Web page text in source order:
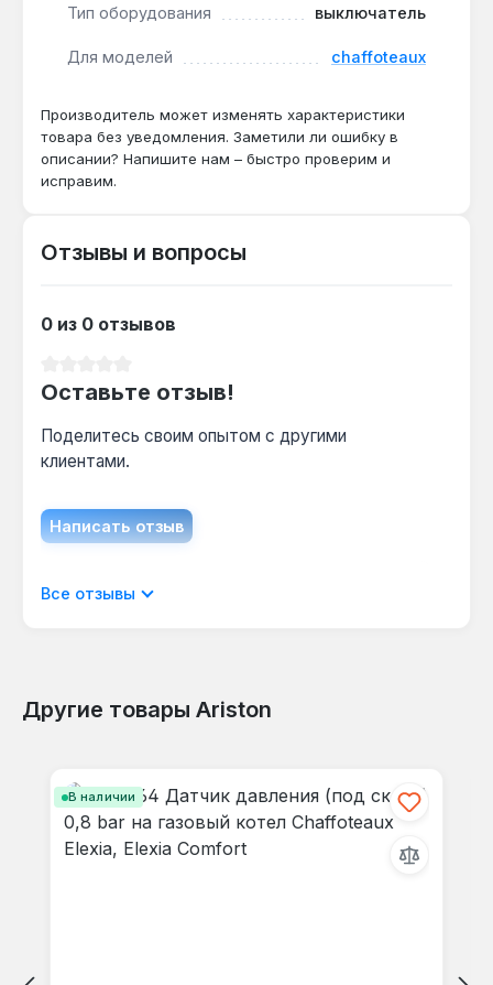
отдельных элементов.
ремонте газовых котлов Chaffoteaux Celtic.
Гарантия 1 год, доставка по Украине.
Тип оборудования выключатель
Для моделей chaffoteaux
Производитель может изменять характеристики
товара без уведомления. Заметили ли ошибку в
описании? Напишите нам – быстро проверим и
исправим.
Отзывы и вопросы
0 из 0 отзывов
Оставьте отзыв!
Поделитесь своим опытом с другими
клиентами.
Написать отзыв
Отображать отзывы только на текущем
Все отзывы
Другие товары Ariston
В наличии